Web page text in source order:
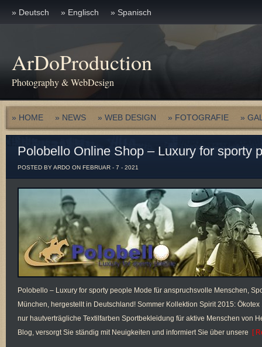
» Deutsch » Englisch » Spanisch
ArDoProduction
Photography & WebDesign
» HOME » NEWS » WEB DESIGN » FOTOGRAFIE »
Polobello Online Shop – Luxury for sporty
POSTED BY ARDO ON FEBRUAR - 7 - 2021
Polobello – Luxury for sporty people Mode für anspruchsvolle Menschen,
München, hergestellt in Deutschland! Sommer Kollektion Spirit 2015:
nur hautverträgliche Textilfarben Sportbekleidung für aktive Menschen von
Blog, versorgt Sie ständig mit Neuigkeiten und informiert Sie über unsere [